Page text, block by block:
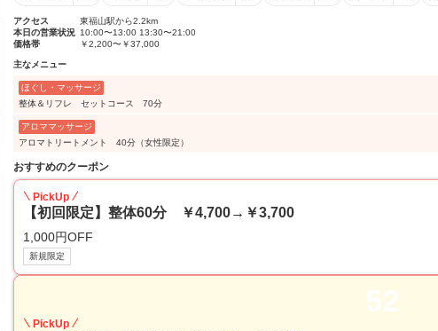
アクセス
東福山駅から2.2km
本日の営業状況 10:00〜13:00 13:30〜21:00
価格帯
￥2,200〜￥37,000
主なメニュー
ほぐし・マッサージ
整体＆リフレ セットコース 70分
アロママッサージ
アロマトリートメント 40分（女性限定）
おすすめのクーポン
PickUp
【初回限定】整体60分 ￥4,700→￥3,700
1,000円OFF
新規限定
52
PickUp